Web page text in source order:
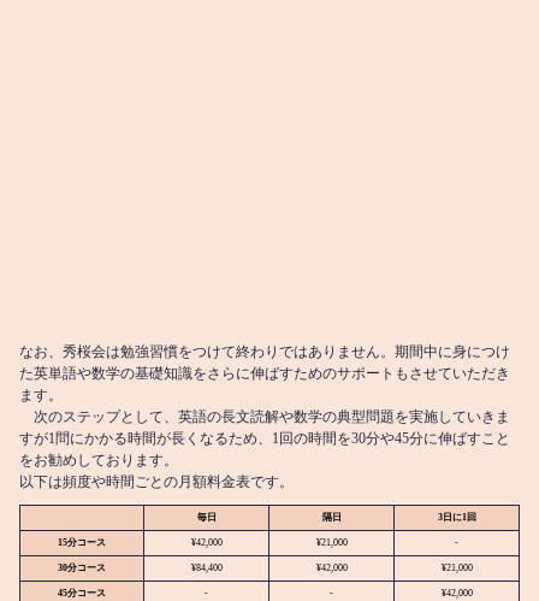
なお、秀桜会は勉強習慣をつけて終わりではありません。期間中に身につけ
た英単語や数学の基礎知識をさらに伸ばすためのサポートもさせていただき
ます。
次のステップとして、英語の長文読解や数学の典型問題を実施していきま
すが1問にかかる時間が長くなるため、1回の時間を30分や45分に伸ばすこと
をお勧めしております。
以下は頻度や時間ごとの月額料金表です。
毎日 隔日 3日に1回
15分コース ¥42,000 ¥21,000 -
30分コース ¥84,400 ¥42,000 ¥21,000
45分コース - - ¥42,000